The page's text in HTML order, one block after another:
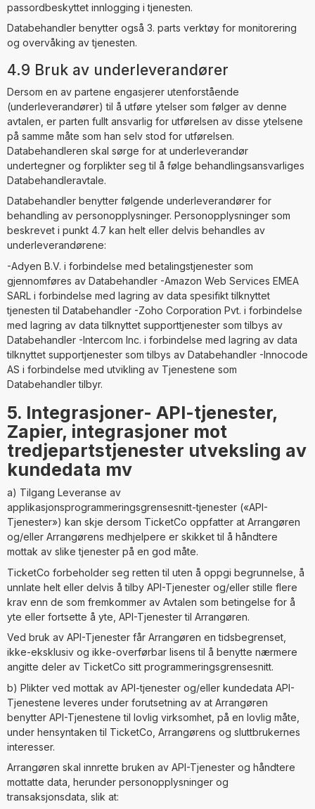
passordbeskyttet innlogging i tjenesten.
Databehandler benytter også 3. parts verktøy for monitorering
og overvåking av tjenesten.
4.9 Bruk av underleverandører
Dersom en av partene engasjerer utenforstående
(underleverandører) til å utføre ytelser som følger av denne
avtalen, er parten fullt ansvarlig for utførelsen av disse ytelsene
på samme måte som han selv stod for utførelsen.
Databehandleren skal sørge for at underleverandør
undertegner og forplikter seg til å følge behandlingsansvarliges
Databehandleravtale.
Databehandler benytter følgende underleverandører for
behandling av personopplysninger. Personopplysninger som
beskrevet i punkt 4.7 kan helt eller delvis behandles av
underleverandørene:
-Adyen B.V. i forbindelse med betalingstjenester som
gjennomføres av Databehandler -Amazon Web Services EMEA
SARL i forbindelse med lagring av data spesifikt tilknyttet
tjenesten til Databehandler -Zoho Corporation Pvt. i forbindelse
med lagring av data tilknyttet supporttjenester som tilbys av
Databehandler -Intercom Inc. i forbindelse med lagring av data
tilknyttet supportjenester som tilbys av Databehandler -Innocode
AS i forbindelse med utvikling av Tjenestene som
Databehandler tilbyr.
5. Integrasjoner- API-tjenester,
Zapier, integrasjoner mot
tredjepartstjenester utveksling av
kundedata mv
a) Tilgang Leveranse av
applikasjonsprogrammeringsgrensesnitt-tjenester («API-
Tjenester») kan skje dersom TicketCo oppfatter at Arrangøren
og/eller Arrangørens medhjelpere er skikket til å håndtere
mottak av slike tjenester på en god måte.
TicketCo forbeholder seg retten til uten å oppgi begrunnelse, å
unnlate helt eller delvis å tilby API-Tjenester og/eller stille flere
krav enn de som fremkommer av Avtalen som betingelse for å
yte eller fortsette å yte, API-Tjenester til Arrangøren.
Ved bruk av API-Tjenester får Arrangøren en tidsbegrenset,
ikke-eksklusiv og ikke-overførbar lisens til å benytte nærmere
angitte deler av TicketCo sitt programmeringsgrensesnitt.
b) Plikter ved mottak av API-tjenester og/eller kundedata API-
Tjenestene leveres under forutsetning av at Arrangøren
benytter API-Tjenestene til lovlig virksomhet, på en lovlig måte,
under hensyntaken til TicketCo, Arrangørens og sluttbrukernes
interesser.
Arrangøren skal innrette bruken av API-Tjenester og håndtere
mottatte data, herunder personopplysninger og
transaksjonsdata, slik at: